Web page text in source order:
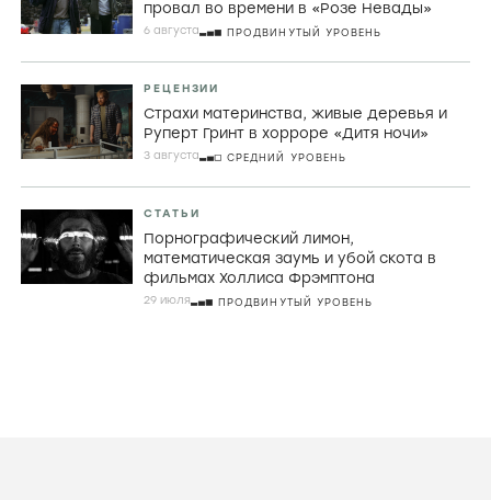
провал во времени в «Розе Невады»
6 августа ПРОДВИНУТЫЙ УРОВЕНЬ
РЕЦЕНЗИИ
Страхи материнства, живые деревья и
Руперт Гринт в хорроре «Дитя ночи»
3 августа СРЕДНИЙ УРОВЕНЬ
СТАТЬИ
Порнографический лимон,
математическая заумь и убой скота в
фильмах Холлиса Фрэмптона
29 июля ПРОДВИНУТЫЙ УРОВЕНЬ